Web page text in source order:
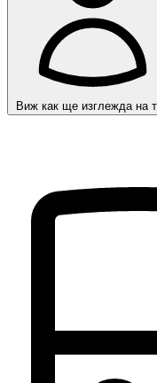
Виж как ще изглежда на